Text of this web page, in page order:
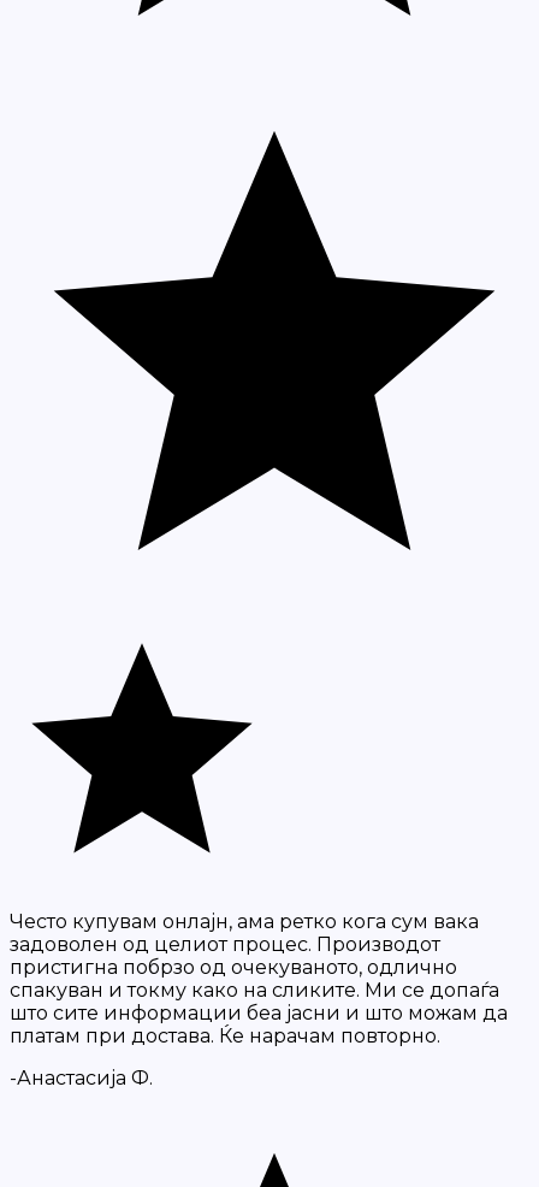
Често купувам онлајн, ама ретко кога сум вака
задоволен од целиот процес. Производот
пристигна побрзо од очекуваното, одлично
спакуван и токму како на сликите. Ми се допаѓа
што сите информации беа јасни и што можам да
платам при достава. Ќе нарачам повторно.
-Анастасија Ф.